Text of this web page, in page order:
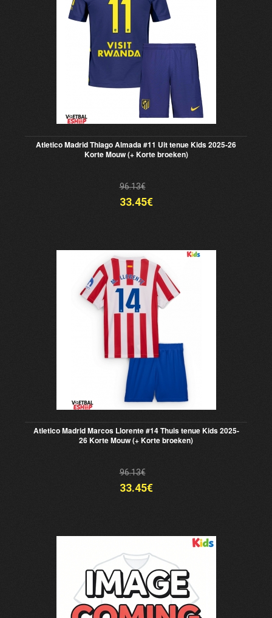
Atletico Madrid Thiago Almada #11 Uit tenue Kids 2025-26
Korte Mouw (+ Korte broeken)
96.13€
33.45€
Atletico Madrid Marcos Llorente #14 Thuis tenue Kids 2025-
26 Korte Mouw (+ Korte broeken)
96.13€
33.45€